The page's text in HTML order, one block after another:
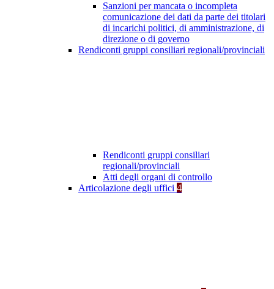
Sanzioni per mancata o incompleta
comunicazione dei dati da parte dei titolari
di incarichi politici, di amministrazione, di
direzione o di governo
Rendiconti gruppi consiliari regionali/provinciali
Rendiconti gruppi consiliari
regionali/provinciali
Atti degli organi di controllo
Articolazione degli uffici 4